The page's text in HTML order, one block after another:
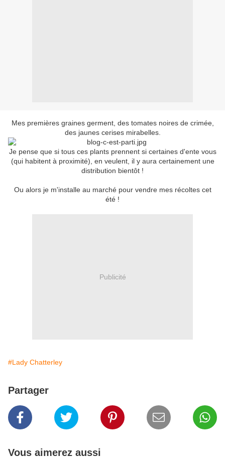
Mes premières graines germent, des tomates noires de crimée,
des jaunes cerises mirabelles.
Je pense que si tous ces plants prennent si certaines d'ente vous
(qui habitent à proximité), en veulent, il y aura certainement une
distribution bientôt !
Ou alors je m'installe au marché pour vendre mes récoltes cet
été !
Publicité
#Lady Chatterley
Partager
Vous aimerez aussi